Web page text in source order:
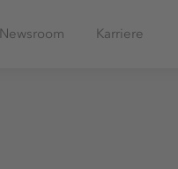
Newsroom Karriere